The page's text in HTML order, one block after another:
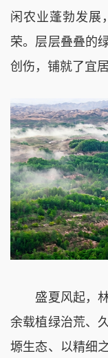
闲农业蓬勃发展
荣。层层叠叠的
创伤，铺就了宜
盛夏风起，林
余载植绿治荒、
塬生态、以精细